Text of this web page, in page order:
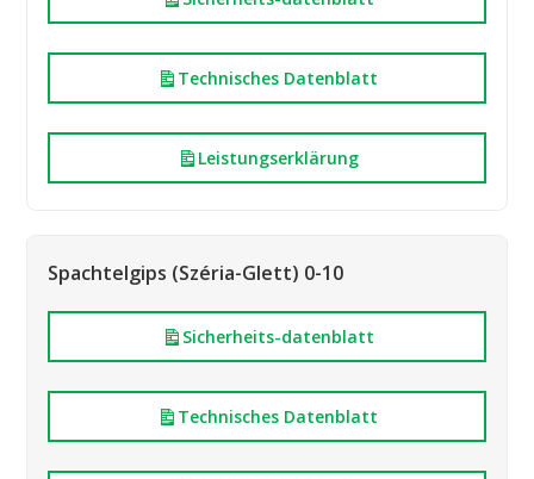
Technisches Datenblatt
Leistungserklärung
Spachtelgips (Széria-Glett) 0-10
Sicherheits-datenblatt
Technisches Datenblatt